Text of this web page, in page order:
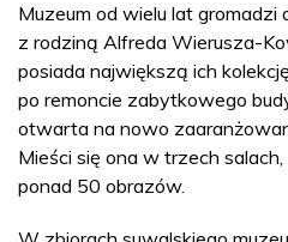
Muzeum od wielu lat gromadzi
z rodziną Alfreda Wierusza-
posiada największą ich
po remoncie zabytkowego
otwarta na nowo
Mieści się ona w trzech
ponad 50 obrazów.